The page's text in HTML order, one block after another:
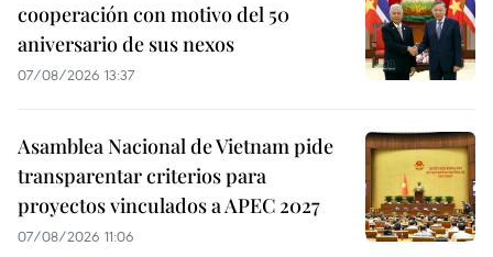
cooperación con motivo del 50
aniversario de sus nexos
07/08/2026 13:37
Asamblea Nacional de Vietnam pide
transparentar criterios para
proyectos vinculados a APEC 2027
07/08/2026 11:06